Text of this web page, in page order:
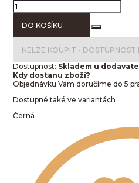
DO KOŠÍKU
NELZE KOUPIT - DOSTUPNOST
Dostupnost: Skladem u
Kdy dostanu zboží?
Objednávku Vám doručíme do 5
Dostupné také ve variantách
Černá